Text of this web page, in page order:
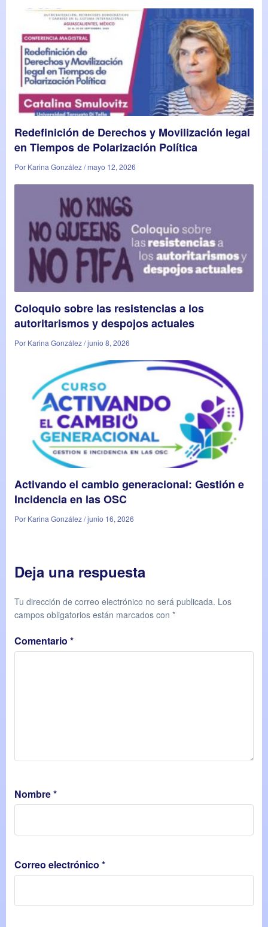
Redefinición de Derechos y Movilización legal
en Tiempos de Polarización Política
Por Karina González / mayo 12, 2026
Coloquio sobre las resistencias a los
autoritarismos y despojos actuales
Por Karina González / junio 8, 2026
Activando el cambio generacional: Gestión e
Incidencia en las OSC
Por Karina González / junio 16, 2026
Deja una respuesta
Tu dirección de correo electrónico no será publicada. Los
campos obligatorios están marcados con *
Comentario *
Nombre*
Correo electrónico *